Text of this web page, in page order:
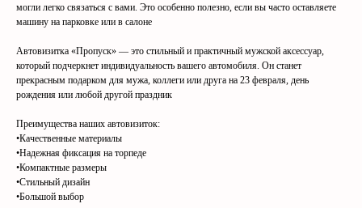
могли легко связаться с вами. Это особенно полезно, если вы часто оставляете
машину на парковке или в салоне
Автовизитка «Пропуск» — это стильный и практичный мужской аксессуар,
который подчеркнет индивидуальность вашего автомобиля. Он станет
прекрасным подарком для мужа, коллеги или друга на 23 февраля, день
рождения или любой другой праздник
Преимущества наших автовизиток:
•Качественные материалы
•Надежная фиксация на торпеде
•Компактные размеры
•Стильный дизайн
•Большой выбор